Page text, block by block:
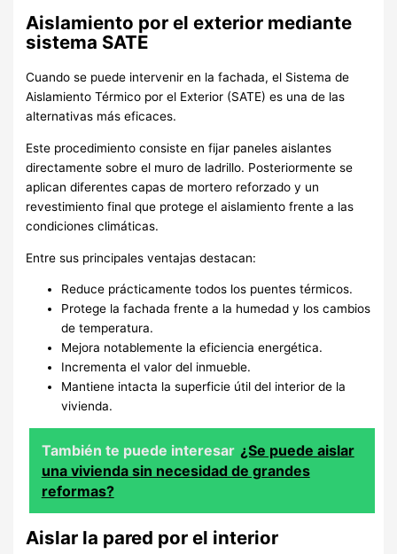
Aislamiento por el exterior mediante
sistema SATE
Cuando se puede intervenir en la fachada, el Sistema de
Aislamiento Térmico por el Exterior (SATE) es una de las
alternativas más eficaces.
Este procedimiento consiste en fijar paneles aislantes
directamente sobre el muro de ladrillo. Posteriormente se
aplican diferentes capas de mortero reforzado y un
revestimiento final que protege el aislamiento frente a las
condiciones climáticas.
Entre sus principales ventajas destacan:
Reduce prácticamente todos los puentes térmicos.
Protege la fachada frente a la humedad y los cambios
de temperatura.
Mejora notablemente la eficiencia energética.
Incrementa el valor del inmueble.
Mantiene intacta la superficie útil del interior de la
vivienda.
También te puede interesar ¿Se puede aislar
una vivienda sin necesidad de grandes
reformas?
Aislar la pared por el interior